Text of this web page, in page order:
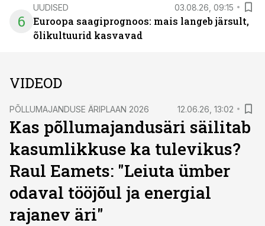
6
UUDISED 03.08.26, 09:15
Euroopa saagiprognoos: mais langeb järsult,
õlikultuurid kasvavad
VIDEOD
PÕLLUMAJANDUSE ÄRIPLAAN 2026 12.06.26, 13:02
Kas põllumajandusäri säilitab
kasumlikkuse ka tulevikus?
Raul Eamets: "Leiuta ümber
odaval tööjõul ja energial
rajanev äri"